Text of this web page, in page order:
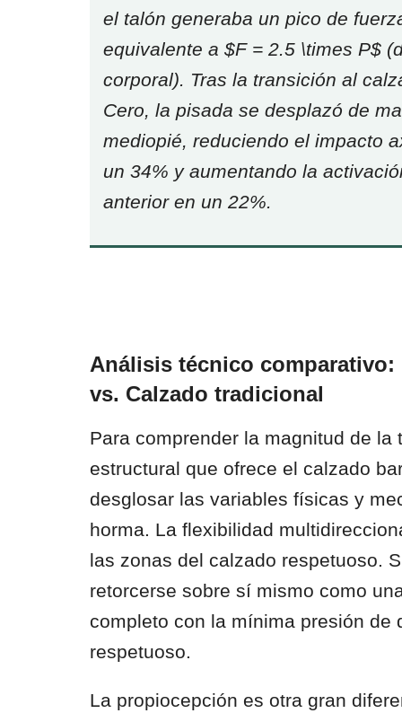
el talón generaba un pico de
equivalente a $F = 2.5 \times P$
corporal). Tras la transición al
Cero, la pisada se desplazó de
mediopié, reduciendo el impacto
un 34% y aumentando la
anterior en un 22%.
Análisis técnico comparativo:
vs. Calzado tradicional
Para comprender la magnitud de la
estructural que ofrece el calzado
desglosar las variables físicas y
horma. La flexibilidad
las zonas del calzado respetuoso.
retorcerse sobre sí mismo como
completo con la mínima presión de
respetuoso.
La propiocepción es otra gran